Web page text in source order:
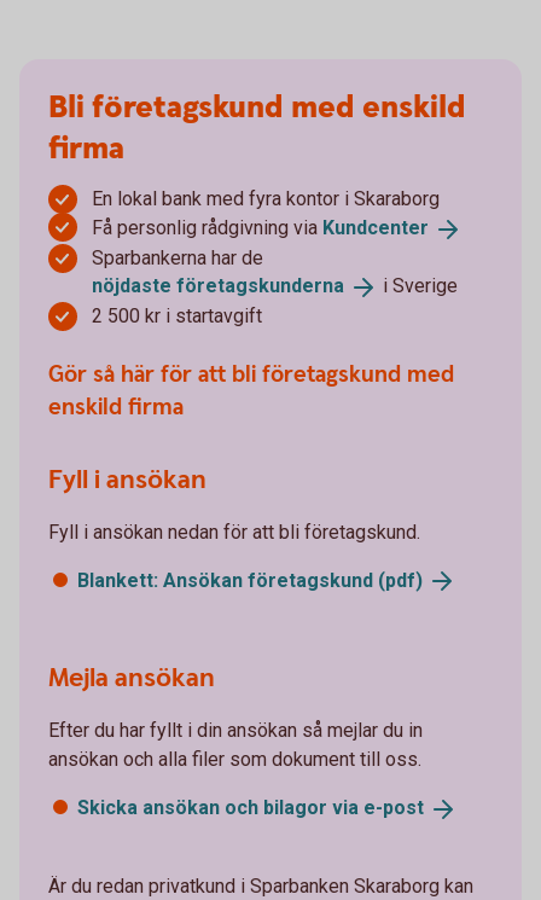
Bli företagskund med enskild
firma
En lokal bank med fyra kontor i Skaraborg
Få personlig rådgivning via Kundcenter
Sparbankerna har de
nöjdaste företagskunderna
i Sverige
2 500 kr i startavgift
Gör så här för att bli företagskund med
enskild firma
Fyll i ansökan
Fyll i ansökan nedan för att bli företagskund.
Blankett: Ansökan företagskund (pdf)
Mejla ansökan
Efter du har fyllt i din ansökan så mejlar du in
ansökan och alla filer som dokument till oss.
Skicka ansökan och bilagor via e-post
Är du redan privatkund i Sparbanken Skaraborg kan